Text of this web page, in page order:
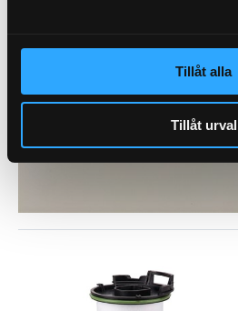
Tillåt alla
Tillåt urval